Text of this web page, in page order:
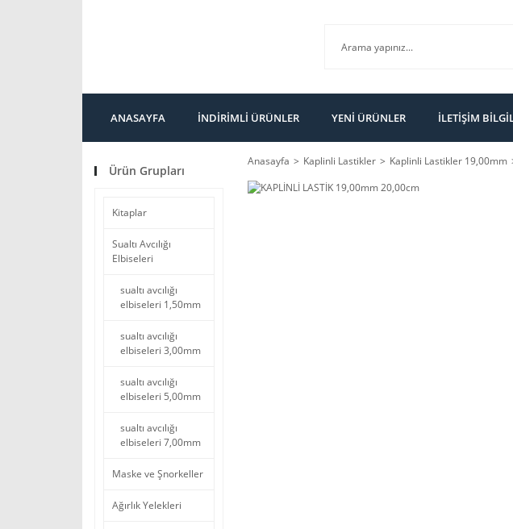
ANASAYFA İNDİRİMLİ ÜRÜNLER YENİ ÜRÜNLER İLETİŞİM
Ürün Grupları
Kitaplar
Sualtı Avcılığı
Elbiseleri
sualtı avcılığı
elbiseleri 1,50mm
sualtı avcılığı
elbiseleri 3,00mm
sualtı avcılığı
elbiseleri 5,00mm
sualtı avcılığı
elbiseleri 7,00mm
Maske ve Şnorkeller
Ağırlık Yelekleri
Anasayfa Kaplinli Lastikler Kaplinli Lastikler 19,00mm